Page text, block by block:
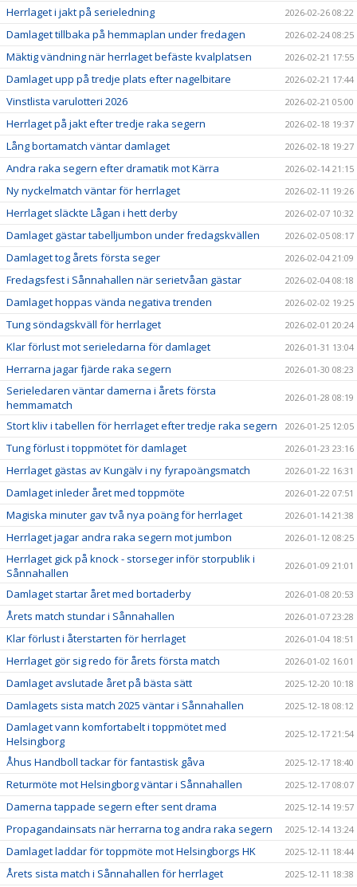
Herrlaget i jakt på serieledning 2026-02-26 08:22
Damlaget tillbaka på hemmaplan under fredagen 2026-02-24 08:25
Mäktig vändning när herrlaget befäste kvalplatsen 2026-02-21 17:55
Damlaget upp på tredje plats efter nagelbitare 2026-02-21 17:44
Vinstlista varulotteri 2026 2026-02-21 05:00
Herrlaget på jakt efter tredje raka segern 2026-02-18 19:37
Lång bortamatch väntar damlaget 2026-02-18 19:27
Andra raka segern efter dramatik mot Kärra 2026-02-14 21:15
Ny nyckelmatch väntar för herrlaget 2026-02-11 19:26
Herrlaget släckte Lågan i hett derby 2026-02-07 10:32
Damlaget gästar tabelljumbon under fredagskvällen 2026-02-05 08:17
Damlaget tog årets första seger 2026-02-04 21:09
Fredagsfest i Sånnahallen när serietvåan gästar 2026-02-04 08:18
Damlaget hoppas vända negativa trenden 2026-02-02 19:25
Tung söndagskväll för herrlaget 2026-02-01 20:24
Klar förlust mot serieledarna för damlaget 2026-01-31 13:04
Herrarna jagar fjärde raka segern 2026-01-30 08:23
Serieledaren väntar damerna i årets första
hemmamatch
2026-01-28 08:19
Stort kliv i tabellen för herrlaget efter tredje raka segern 2026-01-25 12:05
Tung förlust i toppmötet för damlaget 2026-01-23 23:16
Herrlaget gästas av Kungälv i ny fyrapoängsmatch 2026-01-22 16:31
Damlaget inleder året med toppmöte 2026-01-22 07:51
Magiska minuter gav två nya poäng för herrlaget 2026-01-14 21:38
Herrlaget jagar andra raka segern mot jumbon 2026-01-12 08:25
Herrlaget gick på knock - storseger inför storpublik i
Sånnahallen
2026-01-09 21:01
Damlaget startar året med bortaderby 2026-01-08 20:53
Årets match stundar i Sånnahallen 2026-01-07 23:28
Klar förlust i återstarten för herrlaget 2026-01-04 18:51
Herrlaget gör sig redo för årets första match 2026-01-02 16:01
Damlaget avslutade året på bästa sätt 2025-12-20 10:18
Damlagets sista match 2025 väntar i Sånnahallen 2025-12-18 08:12
Damlaget vann komfortabelt i toppmötet med
Helsingborg
2025-12-17 21:54
Åhus Handboll tackar för fantastisk gåva 2025-12-17 18:40
Returmöte mot Helsingborg väntar i Sånnahallen 2025-12-17 08:07
Damerna tappade segern efter sent drama 2025-12-14 19:57
Propagandainsats när herrarna tog andra raka segern 2025-12-14 13:24
Damlaget laddar för toppmöte mot Helsingborgs HK 2025-12-11 18:44
Årets sista match i Sånnahallen för herrlaget 2025-12-11 18:38